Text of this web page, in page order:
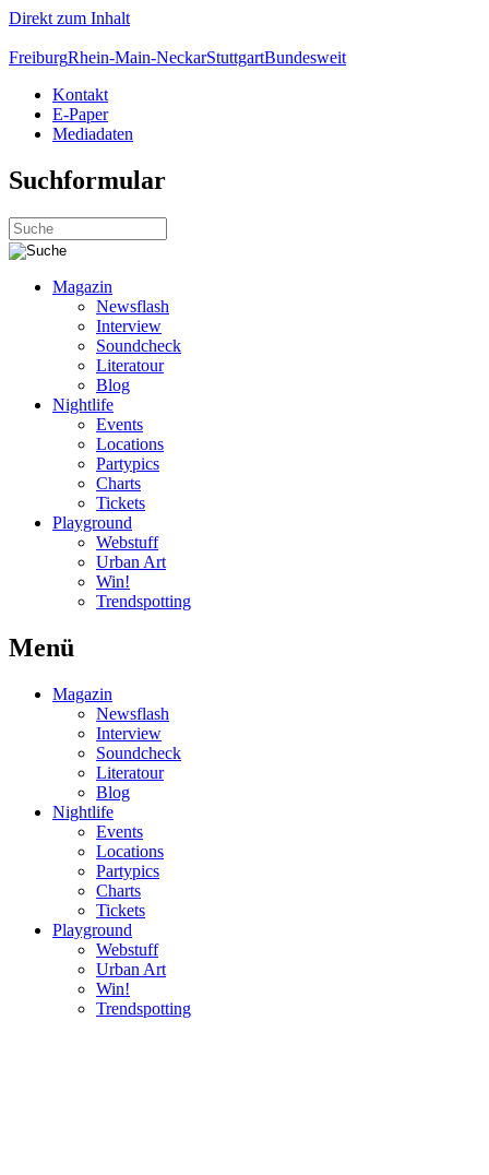
Direkt zum Inhalt
FreiburgRhein-Main-NeckarStuttgartBundesweit
Kontakt
E-Paper
Mediadaten
Suchformular
Magazin
Newsflash
Interview
Soundcheck
Literatour
Blog
Nightlife
Events
Locations
Partypics
Charts
Tickets
Playground
Webstuff
Urban Art
Win!
Trendspotting
Menü
Magazin
Newsflash
Interview
Soundcheck
Literatour
Blog
Nightlife
Events
Locations
Partypics
Charts
Tickets
Playground
Webstuff
Urban Art
Win!
Trendspotting